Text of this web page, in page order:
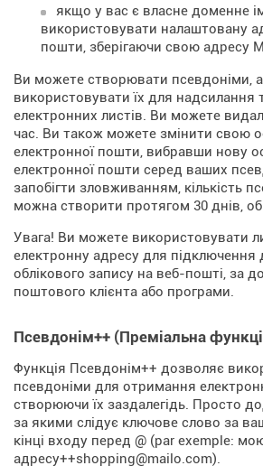
якщо у вас є власне доменне
використовувати налаштовану
пошти, зберігаючи свою адресу
Ви можете створювати псевдоніми,
використовувати їх для надсилання
електронних листів. Ви можете
час. Ви також можете змінити свою
електронної пошти, вибравши нову
електронної пошти серед ваших
запобігти зловживанням, кількість
можна створити протягом 30 днів,
Увага! Ви можете використовувати
електронну адресу для підключення
облікового запису на веб-пошті, за
поштового клієнта або програми.
Псевдонім++ (Преміальна
Функція Псевдонім++ дозволяє
псевдоніми для отримання
створюючи їх заздалегідь. Просто
за якими слідує ключове слово за
кінці входу перед @ (par exemple:
адресу++shopping@mailo.com).